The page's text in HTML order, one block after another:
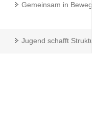
Gemeinsam in
Jugend schafft